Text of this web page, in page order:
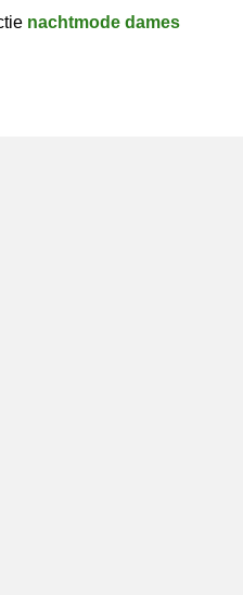
nachtmode dames